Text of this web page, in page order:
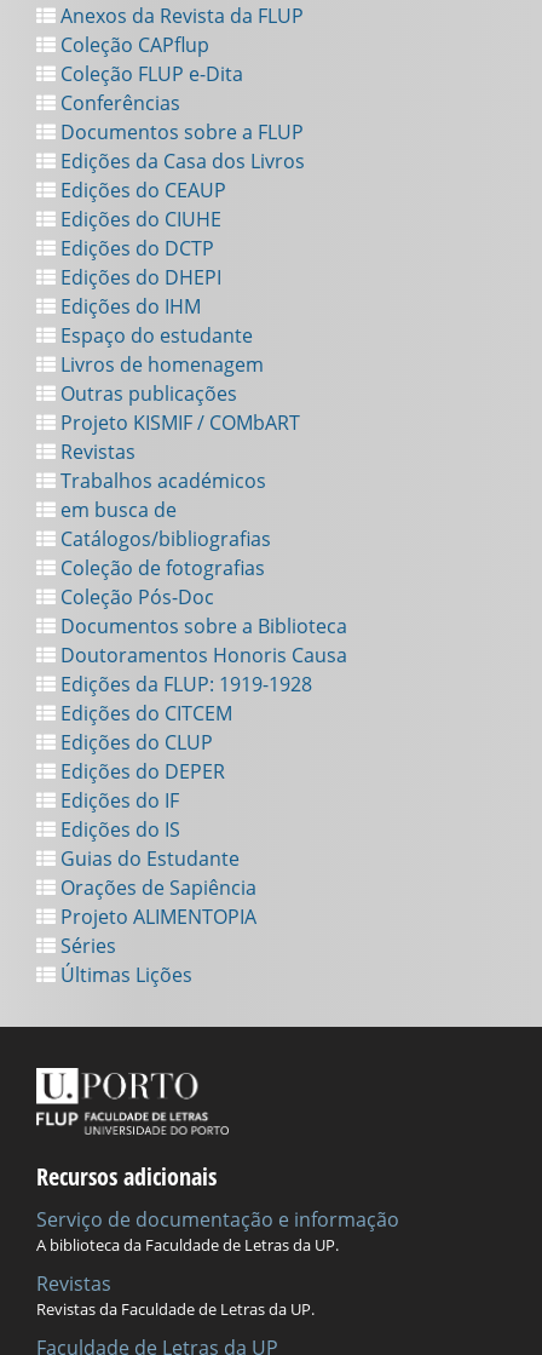
Anexos da Revista da FLUP
Coleção CAPflup
Coleção FLUP e-Dita
Conferências
Documentos sobre a FLUP
Edições da Casa dos Livros
Edições do CEAUP
Edições do CIUHE
Edições do DCTP
Edições do DHEPI
Edições do IHM
Espaço do estudante
Livros de homenagem
Outras publicações
Projeto KISMIF / COMbART
Revistas
Trabalhos académicos
em busca de
Catálogos/bibliografias
Coleção de fotografias
Coleção Pós-Doc
Documentos sobre a Biblioteca
Doutoramentos Honoris Causa
Edições da FLUP: 1919-1928
Edições do CITCEM
Edições do CLUP
Edições do DEPER
Edições do IF
Edições do IS
Guias do Estudante
Orações de Sapiência
Projeto ALIMENTOPIA
Séries
Últimas Lições
Recursos adicionais
Serviço de documentação e informação
A biblioteca da Faculdade de Letras da UP.
Revistas
Revistas da Faculdade de Letras da UP.
Faculdade de Letras da UP